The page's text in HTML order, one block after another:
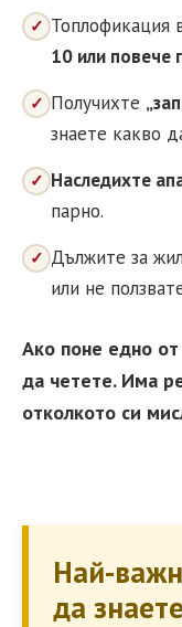
✓ Топлофикация
10 или повече
✓ Получихте
знаете какво
✓ Наследихте
парно.
✓ Дължите за
или не
Ако поне едно
да четете. Има
отколкото си
Най-
да знаете